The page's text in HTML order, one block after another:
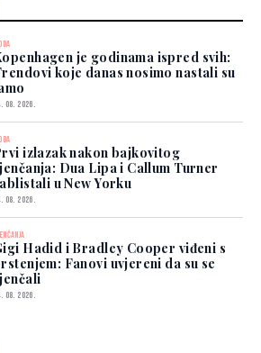
je godinama ispred svih:
koje danas nosimo nastali su
08. 2026.
izlazak nakon bajkovitog
Dua Lipa i Callum Turner
u New Yorku
08. 2026.
Hadid i Bradley Cooper viđeni s
Fanovi uvjereni da su se
08. 2026.